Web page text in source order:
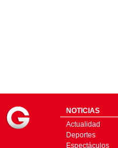
NOTICIAS
Actualidad
Deportes
Espectáculos